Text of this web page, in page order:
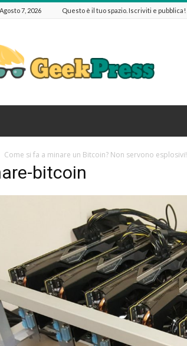
7, 2026 Questo è il tuo spazio. Iscriviti e pubblica!
Come si fa a minare un Bitcoin? Non servono esplosivi!
bitcoin